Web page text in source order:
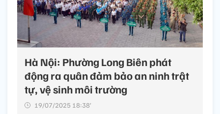
Hà Nội: Phường Long Biên phát
động ra quân đảm bảo an ninh trật
tự, vệ sinh môi trường
19/07/2025 18:38’